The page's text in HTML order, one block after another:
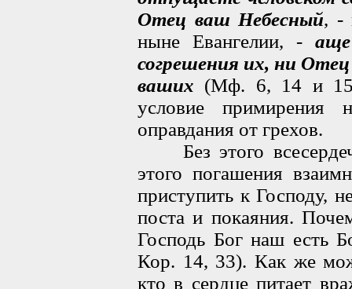
Отец ваш Небесный, -
ныне Евангелии, -
согрешения их, ни
ваших (Мф. 6, 14 и
условие
оправдания от грехов.
Без этого
этого погашения
приступить к Господу,
поста и покаяния.
Господь Бог наш есть
Кор. 14, 33). Как же
кто в сердце питает